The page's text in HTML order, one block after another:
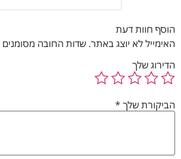
הוסף חוות דעת
האימייל לא יוצג באתר. שדות החובה מסומנים
הדירוג שלך
הביקורת שלך *